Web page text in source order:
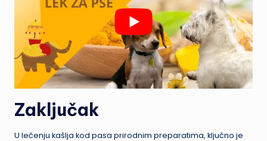
Zaključak
U lečenju kašlja kod pasa prirodnim preparatima, ključno je